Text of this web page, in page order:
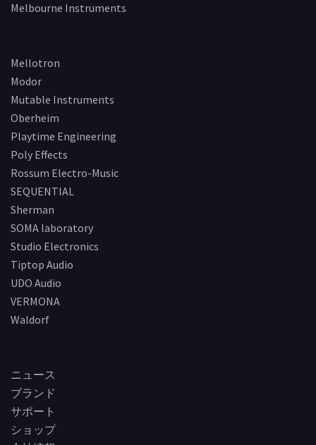
Melbourne Instruments
Mellotron
Modor
Mutable Instruments
Oberheim
Playtime Engineering
Poly Effects
Rossum Electro-Music
SEQUENTIAL
Sherman
SOMA laboratory
Studio Electronics
Tiptop Audio
UDO Audio
VERMONA
Waldorf
ニュース
ブランド
サポート
ショップ